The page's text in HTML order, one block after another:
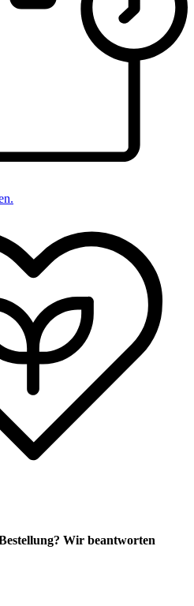
Wir beantworten